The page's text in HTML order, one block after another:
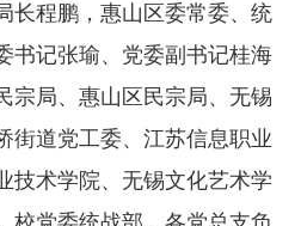
长程鹏，惠山区委常委、统
书记张瑜、党委副书记桂海
宗局、惠山区民宗局、无锡
街道党工委、江苏信息职业
技术学院、无锡文化艺术学